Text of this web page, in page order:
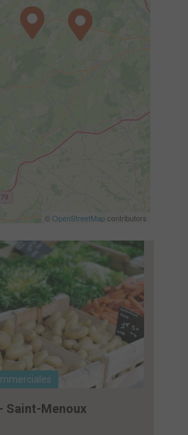
© OpenStreetMapcontributors
Saint-Menoux